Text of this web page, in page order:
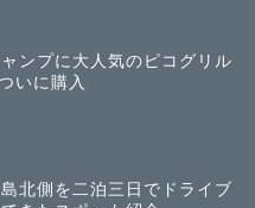
ンプに大人気のピコグリル
いに購入
北側を二泊三日でドライブ